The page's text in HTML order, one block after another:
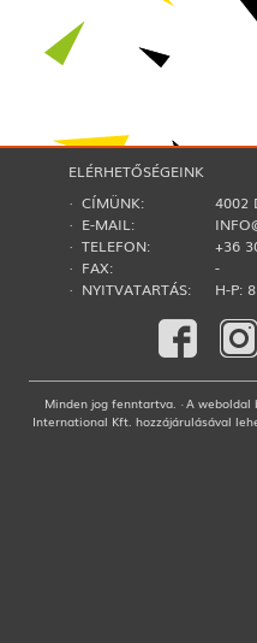
ELÉRHETŐSÉGEINK
· CÍMÜNK:
4002
· E-MAIL:
· TELEFON:
+36
· FAX:
-
· NYITVATARTÁS:
H-P:
Minden jog fenntartva. · A
International Kft. hozzájárulásával